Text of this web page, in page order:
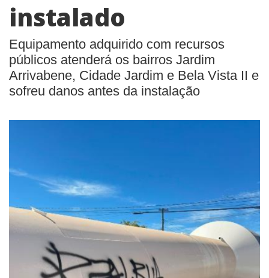
instalado
Equipamento adquirido com recursos
públicos atenderá os bairros Jardim
Arrivabene, Cidade Jardim e Bela Vista II e
sofreu danos antes da instalação